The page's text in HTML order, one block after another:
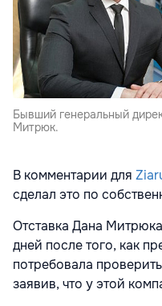
Бывший генеральный
Митрюк.
В комментарии для
сделал это по
Отставка Дана
дней после того, как
потребовала
заявив, что у этой